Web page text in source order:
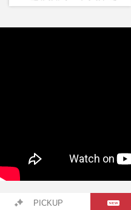
PICKUP